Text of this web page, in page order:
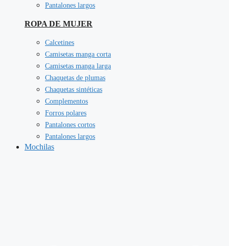
Pantalones largos
ROPA DE MUJER
Calcetines
Camisetas manga corta
Camisetas manga larga
Chaquetas de plumas
Chaquetas sintéticas
Complementos
Forros polares
Pantalones cortos
Pantalones largos
Mochilas